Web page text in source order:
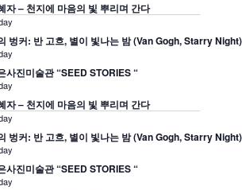
자 – 천지에 마음의 빛 뿌리며 간다
벙커: 반 고흐, 별이 빛나는 밤 (Van Gogh, Starry Night)
사진미술관 “SEED STORIES “
자 – 천지에 마음의 빛 뿌리며 간다
벙커: 반 고흐, 별이 빛나는 밤 (Van Gogh, Starry Night)
사진미술관 “SEED STORIES “